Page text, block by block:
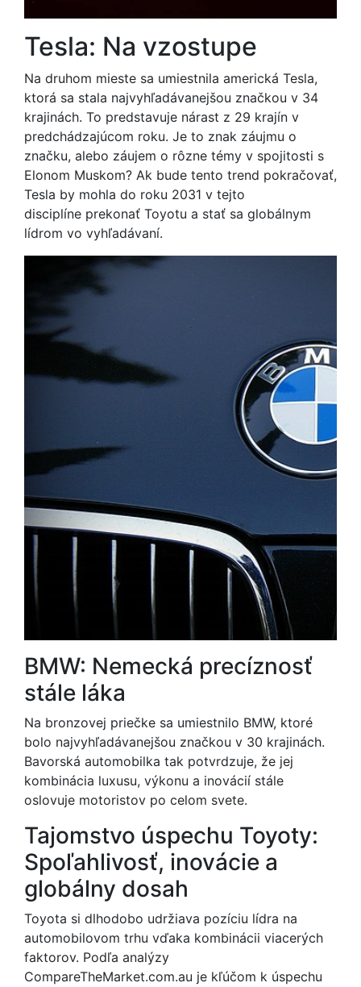
Tesla: Na vzostupe
Na druhom mieste sa umiestnila americká Tesla,
ktorá sa stala najvyhľadávanejšou značkou v 34
krajinách. To predstavuje nárast z 29 krajín v
predchádzajúcom roku. Je to znak záujmu o
značku, alebo záujem o rôzne témy v spojitosti s
Elonom Muskom? Ak bude tento trend pokračovať,
Tesla by mohla do roku 2031 v tejto
disciplíne prekonať Toyotu a stať sa globálnym
lídrom vo vyhľadávaní.
BMW: Nemecká precíznosť
stále láka
Na bronzovej priečke sa umiestnilo BMW, ktoré
bolo najvyhľadávanejšou značkou v 30 krajinách.
Bavorská automobilka tak potvrdzuje, že jej
kombinácia luxusu, výkonu a inovácií stále
oslovuje motoristov po celom svete.
Tajomstvo úspechu Toyoty:
Spoľahlivosť, inovácie a
globálny dosah
Toyota si dlhodobo udržiava pozíciu lídra na
automobilovom trhu vďaka kombinácii viacerých
faktorov. Podľa analýzy
CompareTheMarket.com.au je kľúčom k úspechu